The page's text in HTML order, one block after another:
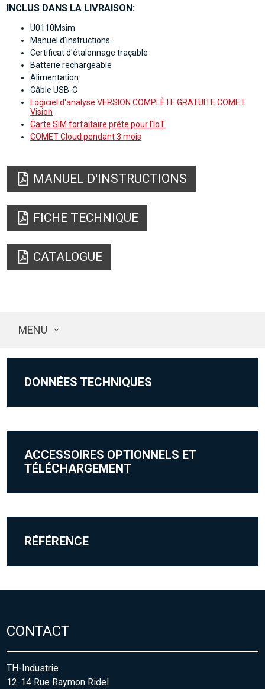
INCLUS DANS LA LIVRAISON:
U0110Msim
Manuel d'instructions
Certificat d'étalonnage traçable
Batterie rechargeable
Alimentation
Câble USB-C
Logiciel d'analyse VERSION COMPLÈTE GRATUITE COMET
Vision
Carte SIM forfaitaire prête pour l'IoT
COMET Cloud pendant 3 mois
MANUEL D'INSTRUCTIONS
FICHE TECHNIQUE
CATALOGUE
MENU
DONNÉES TECHNIQUES
ACCESSOIRES OPTIONNELS ET
TÉLÉCHARGEMENT
RÉFÉRENCE
CONTACT
TH-Industrie
12-14 Rue Raymon Ridel